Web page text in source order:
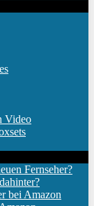
Video
Fernseher?
bei Amazon